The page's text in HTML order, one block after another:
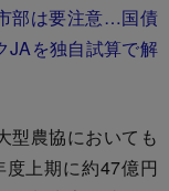
部は要注意…国債
JAを独自試算で解
型農協においても
上期に約47億円